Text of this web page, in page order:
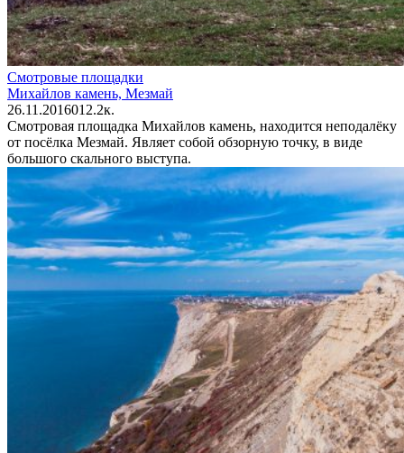
Смотровые площадки
Михайлов камень, Мезмай
26.11.2016012.2к.
Смотровая площадка Михайлов камень, находится неподалёку
от посёлка Мезмай. Являет собой обзорную точку, в виде
большого скального выступа.